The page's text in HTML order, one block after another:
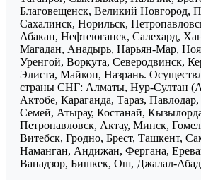
Благовещенск, Великий Новгород,
Сахалинск, Норильск,
Абакан, Нефтеюганск, Салехард,
Магадан, Анадырь, Нарьян-Мар,
Уренгой, Воркута, Северодвинск,
Элиста, Майкоп, Назрань.
страны СНГ: Алматы, Нур-Султан
Актобе, Караганда, Тараз,
Семей, Атырау, Костанай,
Петропавловск, Актау, Минск,
Витебск, Гродно, Брест, Ташкент,
Наманган, Андижан, Фергана,
Ванадзор, Бишкек, Ош, Джалал-